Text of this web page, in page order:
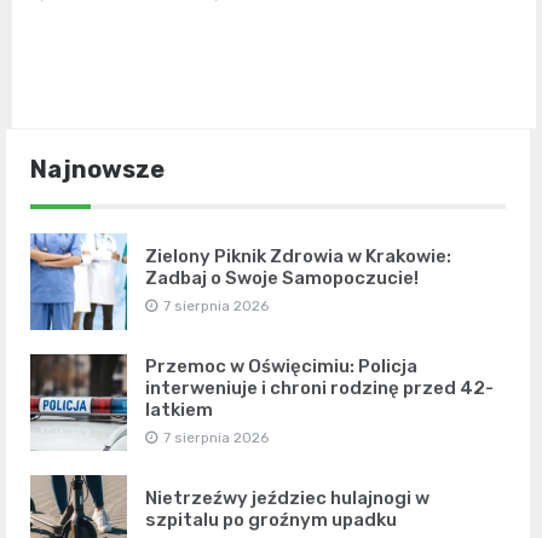
Najnowsze
Zielony Piknik Zdrowia w Krakowie:
Zadbaj o Swoje Samopoczucie!
7 sierpnia 2026
Przemoc w Oświęcimiu: Policja
interweniuje i chroni rodzinę przed 42-
latkiem
7 sierpnia 2026
Nietrzeźwy jeździec hulajnogi w
szpitalu po groźnym upadku